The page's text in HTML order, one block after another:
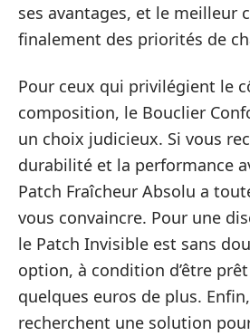
ses avantages, et le meilleur
finalement des priorités de
Pour ceux qui privilégient le
composition, le Bouclier
un choix judicieux. Si vous
durabilité et la performance
Patch Fraîcheur Absolu a
vous convaincre. Pour une
le Patch Invisible est sans
option, à condition d’être
quelques euros de plus.
recherchent une solution